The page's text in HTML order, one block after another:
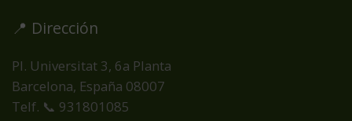
📍 Dirección
Pl. Universitat 3, 6a Planta
Barcelona, España 08007
Telf. 📞 931801085